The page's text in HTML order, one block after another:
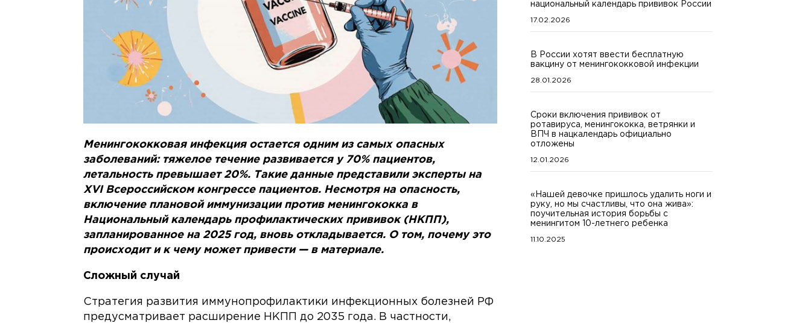
Менингококковая инфекция остается одним из самых опасных
заболеваний: тяжелое течение развивается у 70% пациентов,
летальность превышает 20%. Такие данные представили эксперты на
XVI Всероссийском конгрессе пациентов. Несмотря на опасность,
включение плановой иммунизации против менингококка в
Национальный календарь профилактических прививок (НКПП),
запланированное на 2025 год, вновь откладывается. О том, почему это
происходит и к чему может привести — в материале.
Сложный случай
Стратегия развития иммунопрофилактики инфекционных болезней РФ
предусматривает расширение НКПП до 2035 года. В частности,
национальный календарь прививок России
17.02.2026
В России хотят ввести бесплатную
вакцину от менингококковой инфекции
28.01.2026
Сроки включения прививок от
ротавируса, менингококка, ветрянки и
ВПЧ в нацкалендарь официально
отложены
12.01.2026
«Нашей девочке пришлось удалить ноги и
руку, но мы счастливы, что она жива»:
поучительная история борьбы с
менингитом 10-летнего ребенка
11.10.2025